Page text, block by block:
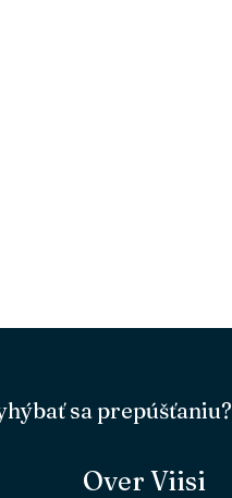
sa prepúšťaniu?
Over Viisi